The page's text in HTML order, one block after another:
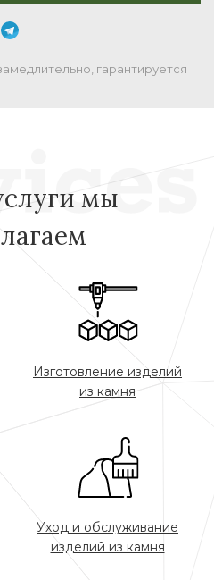
гарантируется
мы
Изготовление изделий
из камня
Уход и обслуживание
изделий из камня